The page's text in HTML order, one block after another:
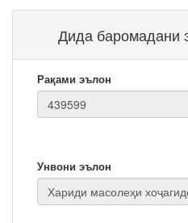
Дида баромадани
Рақами эълон
Унвони эълон